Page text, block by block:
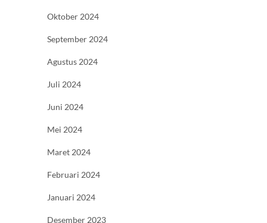
Oktober 2024
September 2024
Agustus 2024
Juli 2024
Juni 2024
Mei 2024
Maret 2024
Februari 2024
Januari 2024
Desember 2023